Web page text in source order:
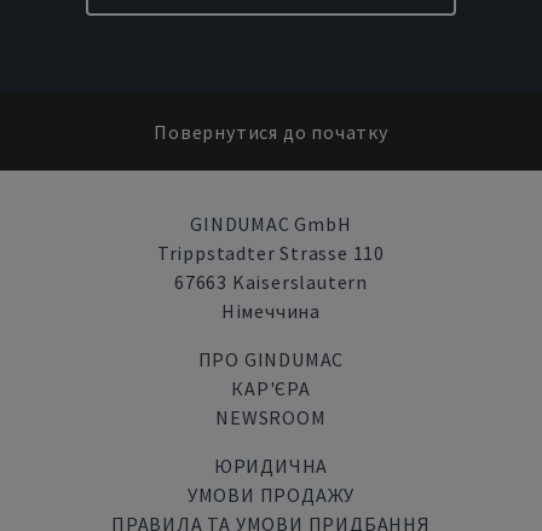
Повернутися до початку
GINDUMAC GmbH
Trippstadter Strasse 110
67663 Kaiserslautern
Німеччина
ПРО GINDUMAC
КАР'ЄРА
NEWSROOM
ЮРИДИЧНА
УМОВИ ПРОДАЖУ
ПРАВИЛА ТА УМОВИ ПРИДБАННЯ